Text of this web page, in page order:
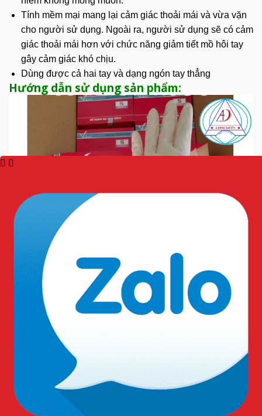
Tính mềm mại mang lại cảm giác thoải mái và vừa vặn
cho người sử dụng. Ngoài ra, người sử dụng sẽ có cảm
giác thoải mái hơn với chức năng giảm tiết mồ hôi tay
gây cảm giác khó chịu.
Dùng được cả hai tay và dạng ngón tay thẳng
Hướng dẫn sử dụng sản phẩm:
Dùng một lần – Thay găng mới khi găng bị rách,
thủng trong quá trình sử dụng hoặc khi tiếp xúc với
bệnh nhân mới.
Tránh tiếp xúc với hóa chất như dung môi, xăng, dầu…
Bảo quản ở nơi khô mát, tránh ánh nắng trực tiếp và